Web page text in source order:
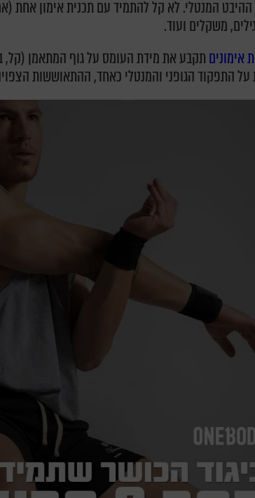
המנטלי. לא קל להתמיד עם תכנית אימון אחת
משקלים ועוד.
אימוניםתקבע את מידת העומס על גוף המתאמן (קל,
על התפקוד הגופני והמנטלי כאחד, ההתאוששות